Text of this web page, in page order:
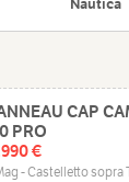
Nautica
CAP
PRO
€
- Castelletto sopra